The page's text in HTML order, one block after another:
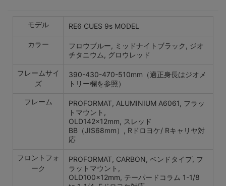
モデル RE6 CUES 9s MODEL
カラー
フロウブルー, ミッドナイトブラック, ジオ
チタニウム, グロウレッド
フレームサイ
ズ
390-430-470-510mm（適正身長はジオメ
トリー欄を参照）
フレーム
PROFORMAT, ALUMINIUM A6061, フラッ
トマウント,
OLD142×12mm, スレッド
BB（JIS68mm）, Rドロヨケ/ Rキャリヤ対
応
フロントフォ
ーク
PROFORMAT, CARBON, ベンドタイプ, フ
ラットマウント,
OLD100×12mm, テーパードコラム 1-1/8